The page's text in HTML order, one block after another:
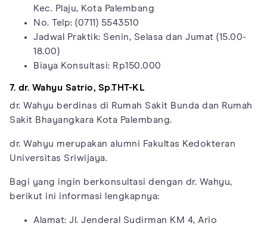
Kec. Plaju, Kota Palembang
No. Telp: (0711) 5543510
Jadwal Praktik: Senin, Selasa dan Jumat (15.00-
18.00)
Biaya Konsultasi: Rp150.000
7. dr. Wahyu Satrio, Sp.THT-KL
dr. Wahyu berdinas di Rumah Sakit Bunda dan Rumah
Sakit Bhayangkara Kota Palembang.
dr. Wahyu merupakan alumni Fakultas Kedokteran
Universitas Sriwijaya.
Bagi yang ingin berkonsultasi dengan dr. Wahyu,
berikut ini informasi lengkapnya:
Alamat: Jl. Jenderal Sudirman KM 4, Ario